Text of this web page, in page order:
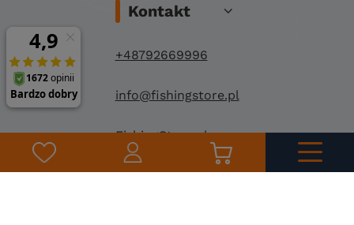
Kontakt
+48792669996
info@fishingstore.pl
FishingStore.pl
Kuznocin 1